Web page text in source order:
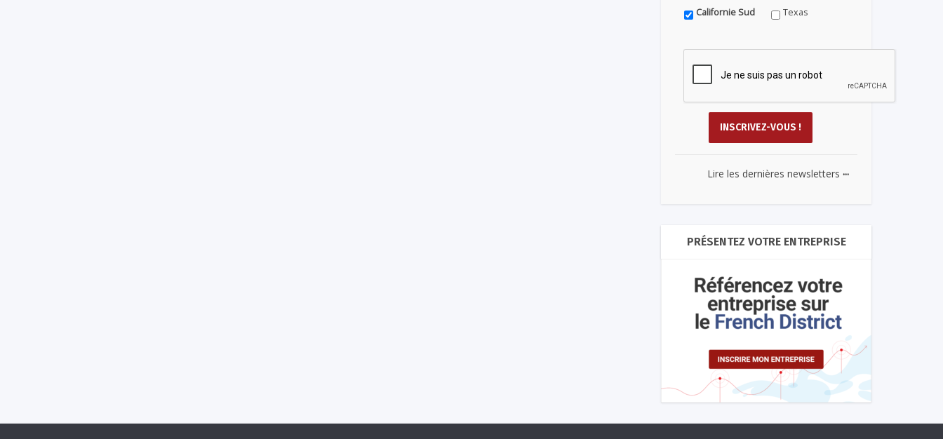
Californie Sud
Texas
Lire les dernières newsletters ...
PRÉSENTEZ VOTRE ENTREPRISE